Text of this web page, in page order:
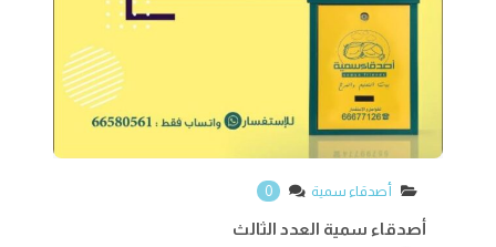
أصدقاء سمية 0
أصدقاء سمية العدد الثالث